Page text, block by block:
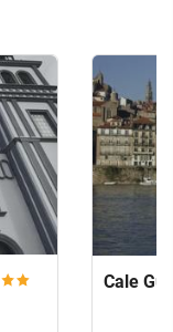
Cale